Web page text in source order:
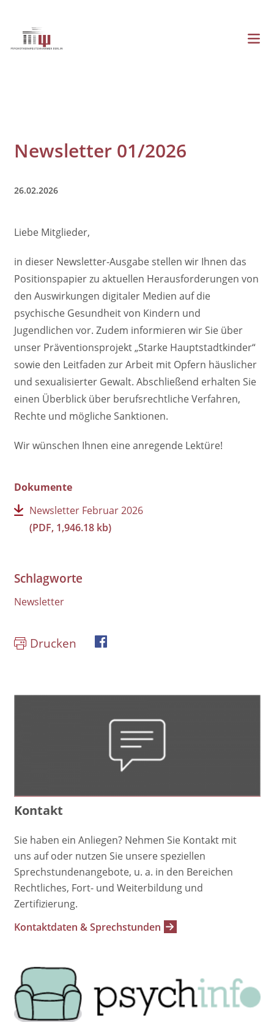
Inhalt
Menü
Newsletter 01/2026
26.02.2026
Liebe Mitglieder,
in dieser Newsletter-Ausgabe stellen wir Ihnen das
Positionspapier zu aktuellen Herausforderungen von
den Auswirkungen digitaler Medien auf die
psychische Gesundheit von Kindern und
Jugendlichen vor. Zudem informieren wir Sie über
unser Präventionsprojekt „Starke Hauptstadtkinder“
sowie den Leitfaden zur Arbeit mit Opfern häuslicher
und sexualisierter Gewalt. Abschließend erhalten Sie
einen Überblick über berufsrechtliche Verfahren,
Rechte und mögliche Sanktionen.
Wir wünschen Ihnen eine anregende Lektüre!
Dokumente
Newsletter Februar 2026
(PDF, 1,946.18 kb)
Schlagworte
Newsletter
Drucken
Kontakt
Sie haben ein Anliegen? Nehmen Sie Kontakt mit
uns auf oder nutzen Sie unsere speziellen
Sprechstundenangebote, u. a. in den Bereichen
Rechtliches, Fort- und Weiterbildung und
Zertifizierung.
Kontaktdaten & Sprechstunden